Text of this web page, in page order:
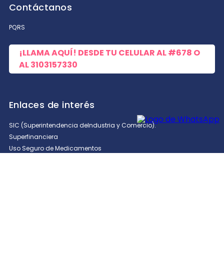
Contáctanos
PQRS
¡LLAMA AQUÍ! DESDE TU CELULAR AL#678 O
AL3103157330
Enlaces de interés
SIC (Superintendencia deIndustria y Comercio).
Superfinanciera
Uso Seguro de Medicamentos